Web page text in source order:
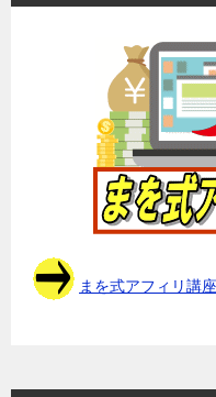
まを式アフィリ講